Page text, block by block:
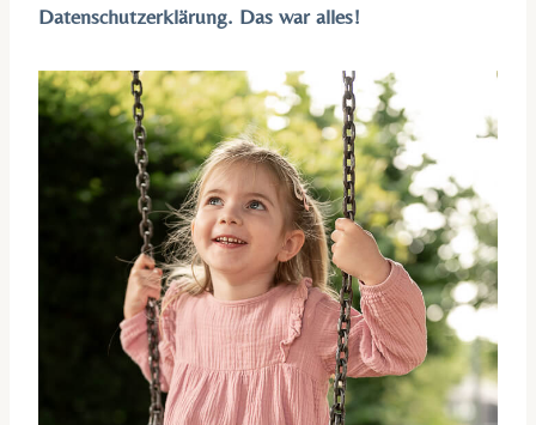
Datenschutzerklärung. Das war alles!